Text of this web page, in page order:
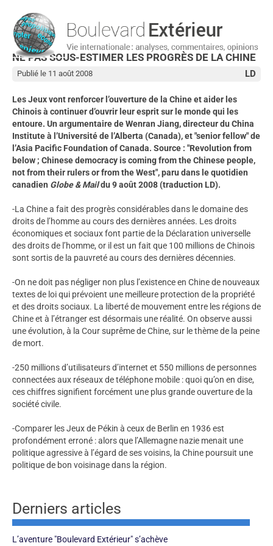
NE PAS SOUS-ESTIMER LES PROGRÈS DE LA CHINE
LD
Publié le 11 août 2008
Les Jeux vont renforcer l’ouverture de la Chine et aider les
Chinois à continuer d’ouvrir leur esprit sur le monde qui les
entoure. Un argumentaire de Wenran Jiang, directeur du China
Institute à l’Université de l’Alberta (Canada), et "senior fellow" de
l’Asia Pacific Foundation of Canada. Source : "Revolution from
below ; Chinese democracy is coming from the Chinese people,
not from their rulers or from the West", paru dans le quotidien
canadien Globe & Maildu 9 août 2008 (traduction LD).
-La Chine a fait des progrès considérables dans le domaine des
droits de l’homme au cours des dernières années. Les droits
économiques et sociaux font partie de la Déclaration universelle
des droits de l’homme, or il est un fait que 100 millions de Chinois
sont sortis de la pauvreté au cours des dernières décennies.
-On ne doit pas négliger non plus l’existence en Chine de nouveaux
textes de loi qui prévoient une meilleure protection de la propriété
et des droits sociaux. La liberté de mouvement entre les régions de
Chine et à l’étranger est désormais une réalité. On observe aussi
une évolution, à la Cour suprême de Chine, sur le thème de la peine
de mort.
-250 millions d’utilisateurs d’internet et 550 millions de personnes
connectées aux réseaux de téléphone mobile : quoi qu’on en dise,
ces chiffres signifient forcément une plus grande ouverture de la
société civile.
-Comparer les Jeux de Pékin à ceux de Berlin en 1936 est
profondément erroné : alors que l’Allemagne nazie menait une
politique agressive à l’égard de ses voisins, la Chine poursuit une
politique de bon voisinage dans la région.
Derniers articles
L’aventure "Boulevard Extérieur" s’achève